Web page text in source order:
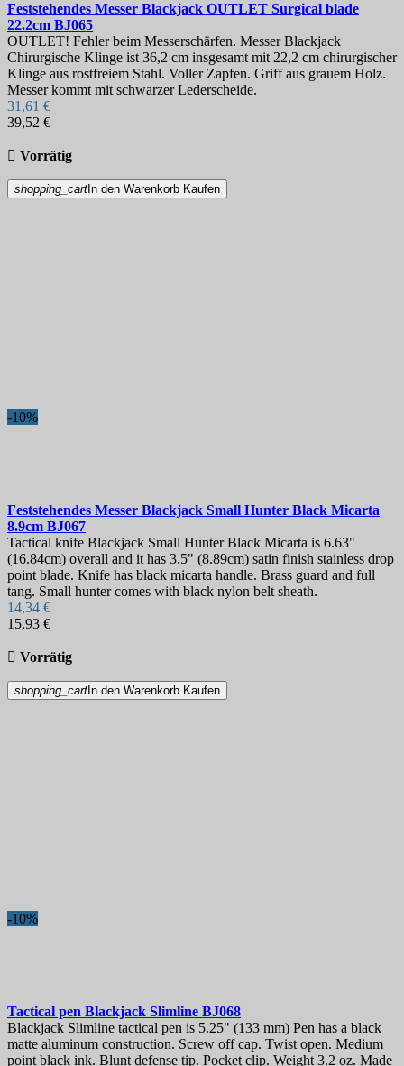
Feststehendes Messer Blackjack OUTLET Surgical blade
22.2cm BJ065
OUTLET! Fehler beim Messerschärfen. Messer Blackjack
Chirurgische Klinge ist 36,2 cm insgesamt mit 22,2 cm chirurgischer
Klinge aus rostfreiem Stahl. Voller Zapfen. Griff aus grauem Holz.
Messer kommt mit schwarzer Lederscheide.
31,61 €
39,52 €
 Vorrätig
shopping_cart In den Warenkorb Kaufen
-10%
Feststehendes Messer Blackjack Small Hunter Black Micarta
8.9cm BJ067
Tactical knife Blackjack Small Hunter Black Micarta is 6.63"
(16.84cm) overall and it has 3.5" (8.89cm) satin finish stainless drop
point blade. Knife has black micarta handle. Brass guard and full
tang. Small hunter comes with black nylon belt sheath.
14,34 €
15,93 €
 Vorrätig
shopping_cart In den Warenkorb Kaufen
-10%
Tactical pen Blackjack Slimline BJ068
Blackjack Slimline tactical pen is 5.25" (133 mm) Pen has a black
matte aluminum construction. Screw off cap. Twist open. Medium
point black ink. Blunt defense tip. Pocket clip. Weight 3.2 oz. Made